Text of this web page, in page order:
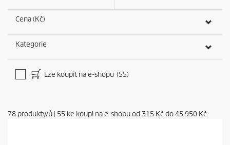
Cena (Kč)
Kategorie
Lze koupit na e-shopu (55)
78 produkty/ů 55 ke koupi na e-shopu od 315 Kč do45 950 Kč